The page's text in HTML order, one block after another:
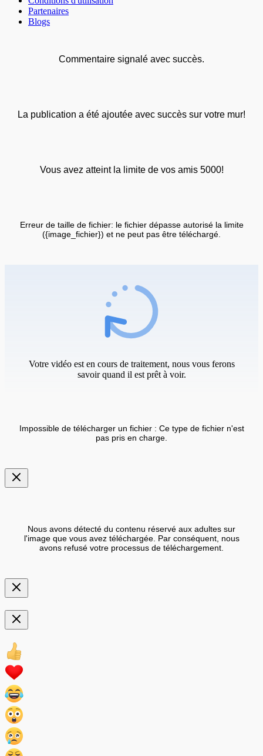
Partenaires
Blogs
Commentaire signalé avec succès.
La publication a été ajoutée avec succès sur votre mur!
Vous avez atteint la limite de vos amis 5000!
Erreur de taille de fichier: le fichier dépasse autorisé la limite
({image_fichier}) et ne peut pas être téléchargé.
Votre vidéo est en cours de traitement, nous vous ferons
savoir quand il est prêt à voir.
Impossible de télécharger un fichier : Ce type de fichier n'est
pas pris en charge.
Nous avons détecté du contenu réservé aux adultes sur
l'image que vous avez téléchargée. Par conséquent, nous
avons refusé votre processus de téléchargement.